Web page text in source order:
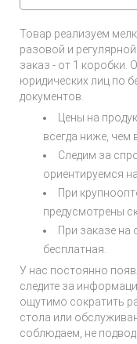
Товар реализуем
разовой и
заказ - от 1 коробки.
юридических лиц по
документов.
Цены на
всегда ниже, чем
Следим за
ориентируемся
При
предусмотрены
При заказе на
бесплатная.
У нас постоянно
следите за
ощутимо сократить
стола или
соблюдаем, не